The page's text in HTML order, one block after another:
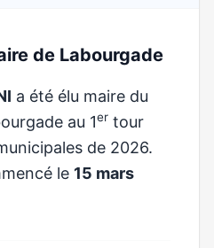
de Labourgade
a été élu maire du
au 1er tour
de 2026.
le 15 mars